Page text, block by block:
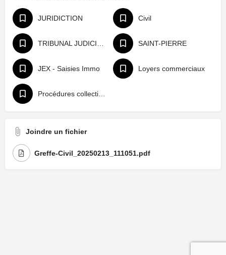
JURIDICTION Civil
SAINT-PIERRE
JEX - Saisies Immo Loyers commerciaux
Joindre un fichier
Greffe-Civil_20250213_111051.pdf